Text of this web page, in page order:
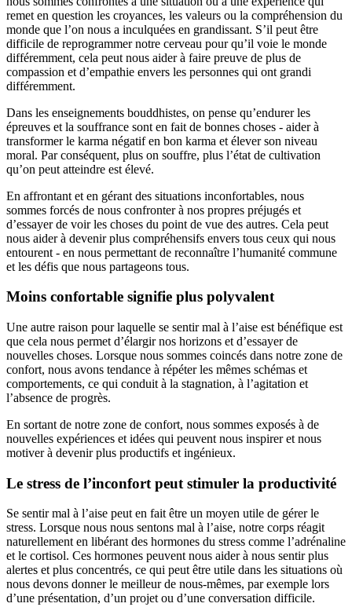
remet en question les croyances, les valeurs ou la compréhension du
monde que l’on nous a inculquées en grandissant. S’il peut être
difficile de reprogrammer notre cerveau pour qu’il voie le monde
différemment, cela peut nous aider à faire preuve de plus de
compassion et d’empathie envers les personnes qui ont grandi
différemment.
Dans les enseignements bouddhistes, on pense qu’endurer les
épreuves et la souffrance sont en fait de bonnes choses - aider à
transformer le karma négatif en bon karma et élever son niveau
moral. Par conséquent, plus on souffre, plus l’état de cultivation
qu’on peut atteindre est élevé.
En affrontant et en gérant des situations inconfortables, nous
sommes forcés de nous confronter à nos propres préjugés et
d’essayer de voir les choses du point de vue des autres. Cela peut
nous aider à devenir plus compréhensifs envers tous ceux qui nous
entourent - en nous permettant de reconnaître l’humanité commune
et les défis que nous partageons tous.
Moins confortable signifie plus polyvalent
Une autre raison pour laquelle se sentir mal à l’aise est bénéfique est
que cela nous permet d’élargir nos horizons et d’essayer de
nouvelles choses. Lorsque nous sommes coincés dans notre zone de
confort, nous avons tendance à répéter les mêmes schémas et
comportements, ce qui conduit à la stagnation, à l’agitation et
l’absence de progrès.
En sortant de notre zone de confort, nous sommes exposés à de
nouvelles expériences et idées qui peuvent nous inspirer et nous
motiver à devenir plus productifs et ingénieux.
Le stress de l’inconfort peut stimuler la productivité
Se sentir mal à l’aise peut en fait être un moyen utile de gérer le
stress. Lorsque nous nous sentons mal à l’aise, notre corps réagit
naturellement en libérant des hormones du stress comme l’adrénaline
et le cortisol. Ces hormones peuvent nous aider à nous sentir plus
alertes et plus concentrés, ce qui peut être utile dans les situations où
nous devons donner le meilleur de nous-mêmes, par exemple lors
d’une présentation, d’un projet ou d’une conversation difficile.